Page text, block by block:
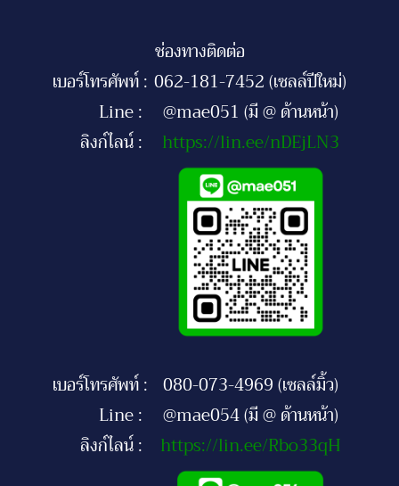
ช่องทางติดต่อ
เบอร์โทรศัพท์ : 062-181-7452 (เซลล์ปีใหม่)
Line :
@mae051 (มี @ ด้านหน้า)
ลิงก์ไลน์ :
https://lin.ee/nDEjLN3
เบอร์โทรศัพท์ : 080-073-4969 (เซลล์มิ้ว)
Line :
@mae054 (มี @ ด้านหน้า)
ลิงก์ไลน์ :
https://lin.ee/Rbo33qH